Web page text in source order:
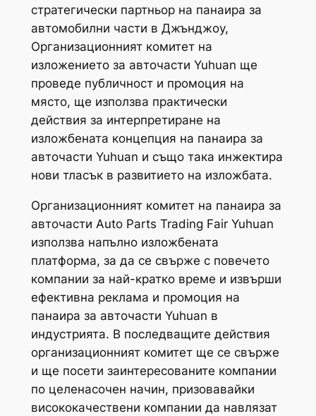
стратегически партньор на панаира за
автомобилни части в Джънджоу,
Организационният комитет на
изложението за авточасти Yuhuan ще
проведе публичност и промоция на
място, ще използва практически
действия за интерпретиране на
изложбената концепция на панаира за
авточасти Yuhuan и също така инжектира
нови тласък в развитието на изложбата.
Организационният комитет на панаира за
авточасти Auto Parts Trading Fair Yuhuan
използва напълно изложбената
платформа, за да се свърже с повечето
компании за най-кратко време и извърши
ефективна реклама и промоция на
панаира за авточасти Yuhuan в
индустрията. В последващите действия
организационният комитет ще се свърже
и ще посети заинтересованите компании
по целенасочен начин, призовавайки
висококачествени компании да навлязат